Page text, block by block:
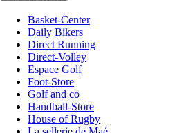
Basket-Center
Daily Bikers
Direct Running
Direct-Volley
Espace Golf
Foot-Store
Golf and co
Handball-Store
House of Rugby